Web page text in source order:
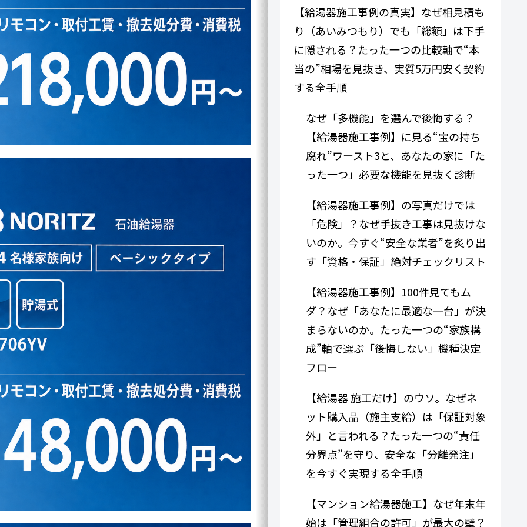
【給湯器施工事例の真実】なぜ相見積も
り（あいみつもり）でも「総額」は下手
に隠される？たった一つの比較軸で“本
当の”相場を見抜き、実質5万円安く契約
する全手順
なぜ「多機能」を選んで後悔する？
【給湯器施工事例】に見る“宝の持ち
腐れ”ワースト3と、あなたの家に「た
った一つ」必要な機能を見抜く診断
【給湯器施工事例】の写真だけでは
「危険」？なぜ手抜き工事は見抜けな
いのか。今すぐ“安全な業者”を炙り出
す「資格・保証」絶対チェックリスト
【給湯器施工事例】100件見てもム
ダ？なぜ「あなたに最適な一台」が決
まらないのか。たった一つの“家族構
成”軸で選ぶ「後悔しない」機種決定
フロー
【給湯器 施工だけ】のウソ。なぜネ
ット購入品（施主支給）は「保証対象
外」と言われる？たった一つの“責任
分界点”を守り、安全な「分離発注」
を今すぐ実現する全手順
【マンション給湯器施工】なぜ年末年
始は「管理組合の許可」が最大の壁？